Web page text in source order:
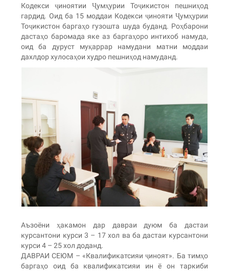
Кодекси ҷиноятии Ҷумҳурии Тоҷикистон пешниҳод
гардид. Оид ба 15 моддаи Кодекси ҷинояти Ҷумҳурии
Тоҷикистон баргаҳо гузошта шуда буданд. Роҳбарони
дастаҳо баромада яке аз баргаҳоро интихоб намуда,
оид ба дуруст муқаррар намудани матни моддаи
дахлдор хулосаҳои худро пешниҳод намуданд.
Аъзоёни ҳакамон дар давраи дуюм ба дастаи
курсантони курси 3 – 17 хол ва ба дастаи курсантони
курси 4 – 25 хол доданд.
ДАВРАИ СЕЮМ – «Квалификатсияи ҷиноят». Ба тимҳо
баргаҳо оид ба квалификатсияи ин ё он таркиби